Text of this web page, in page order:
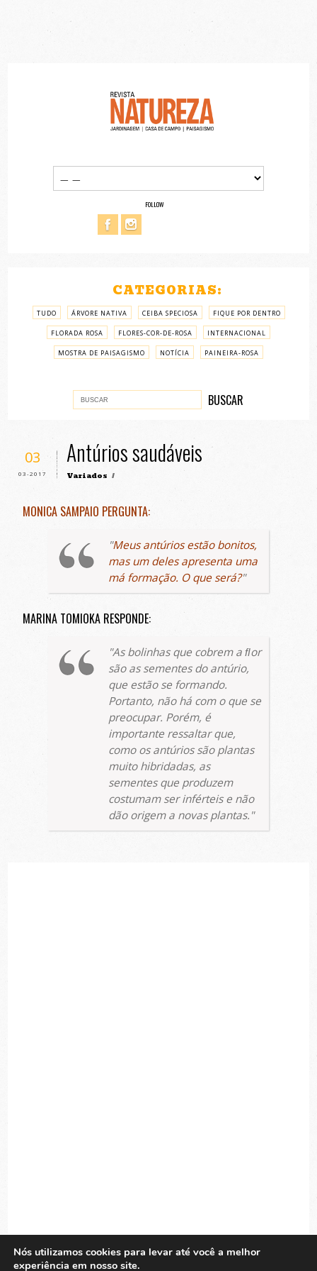
FOLLOW
CATEGORIAS:
TUDO ÁRVORE NATIVA CEIBA SPECIOSA FIQUE POR DENTRO
FLORADA ROSA FLORES-COR-DE-ROSA INTERNACIONAL
MOSTRA DE PAISAGISMO NOTÍCIA PAINEIRA-ROSA
03
03-2017
Antúrios saudáveis
Variados /
MONICA SAMPAIO PERGUNTA:
Meus antúrios estão bonitos,
mas um deles apresenta uma
má formação. O que será?
MARINA TOMIOKA RESPONDE:
As bolinhas que cobrem a ﬂor
são as sementes do antúrio,
que estão se formando.
Portanto, não há com o que se
preocupar. Porém, é
importante ressaltar que,
como os antúrios são plantas
muito hibridadas, as
sementes que produzem
costumam ser inférteis e não
dão origem a novas plantas.
Nós utilizamos cookies para levar até você a melhor
experiência em nosso site.